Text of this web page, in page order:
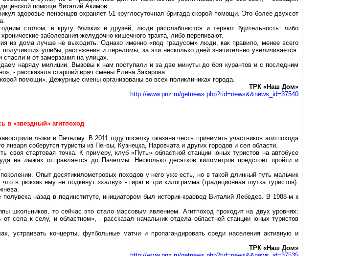
помощи Виталий Акимов.
здоровье пензенцев охраняет 51 круглосуточная бригада скорой помощи. Это более двухсот
столом, в кругу близких и друзей, люди расслабляются и теряют бдительность: либо
заболевания желудочно-кишечного тракта, либо перепивают.
из дома лучше не выходить. Однако именно «под градусом» люди, как правило, менее всего
ушибы, растяжения и переломы, за эти несколько дней значительно увеличивается.
и от замерзания на улицах.
наряду милиции. Вызовы к нам поступали и за две минуты до боя курантов и с последним
- рассказала старший врач смены Елена Захарова.
помощи». Дежурные смены организованы во всех поликлиниках города.
ТРК «Наш Дом»
http://www.pnz.ru/getnews.php?tid=news&&news_id=37540
в «звездный» агитпоход
лыжи в Пачелму. В 2011 году поселку оказана честь принимать участников агитпохода
соберутся туристы из Пензы, Кузнецка, Наровчата и других городов и сел области.
своя стартовая точка. К примеру, клуб «Путь» областной станции юных туристов на автобусе
на лыжах отправляется до Пачелмы. Несколько десятков километров предстоит пройти и
Опыт десятикилометровых походов у него уже есть, но в такой длинный путь мальчик
в рюкзак ему не подкинут «халву» - гирю в три килограмма (традиционная шутка туристов).
назад в пединституте, инициатором был историк-краевед Виталий Лебедев. В 1988-м к
школьников, то сейчас это стало массовым явлением. Агитпоход проходит на двух уровнях:
села к селу, и областном», - рассказал начальник отдела областной станции юных туристов
устраивать концерты, футбольные матчи и пропагандировать среди населения активную и
ТРК «Наш Дом»